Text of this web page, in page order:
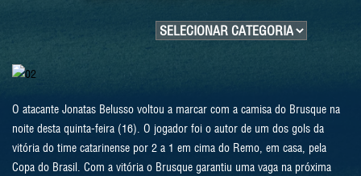
O atacante Jonatas Belusso voltou a marcar com a camisa do Brusque na
noite desta quinta-feira (16). O jogador foi o autor de um dos gols da
vitória do time catarinense por 2 a 1 em cima do Remo, em casa, pela
Copa do Brasil. Com a vitória o Brusque garantiu uma vaga na próxima